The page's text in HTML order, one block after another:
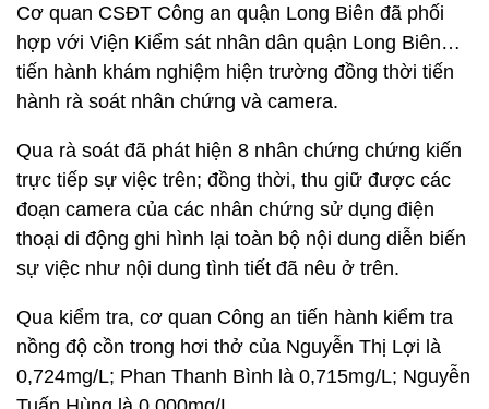
Cơ quan CSĐT Công an quận Long Biên đã phối
hợp với Viện Kiểm sát nhân dân quận Long Biên…
tiến hành khám nghiệm hiện trường đồng thời tiến
hành rà soát nhân chứng và camera.
Qua rà soát đã phát hiện 8 nhân chứng chứng kiến
trực tiếp sự việc trên; đồng thời, thu giữ được các
đoạn camera của các nhân chứng sử dụng điện
thoại di động ghi hình lại toàn bộ nội dung diễn biến
sự việc như nội dung tình tiết đã nêu ở trên.
Qua kiểm tra, cơ quan Công an tiến hành kiểm tra
nồng độ cồn trong hơi thở của Nguyễn Thị Lợi là
0,724mg/L; Phan Thanh Bình là 0,715mg/L; Nguyễn